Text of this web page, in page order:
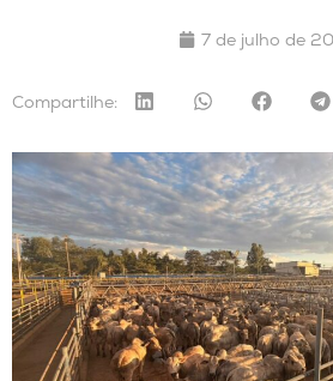
7 de julho de
Compartilhe: